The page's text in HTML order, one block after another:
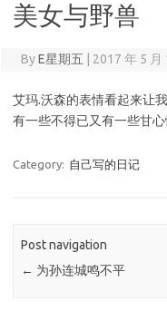
美女与野兽
ByE星期五 2017 年 5 月
艾玛.沃森的表情看起来让
有一些不得已又有一些甘
Category: 自己写的日记
Post navigation
← 为孙连城鸣不平